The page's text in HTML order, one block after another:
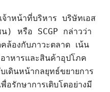
าหน้าที่บริหาร บริษัทเอส
) หรือ SCGP กล่าวว่า
คล้องกับภาวะตลาด เน้น
าหารและสินค้าอุปโภค
เดินหน้ากลยุทธ์ขยายการ
รักษาการเติบโตอย่างมี